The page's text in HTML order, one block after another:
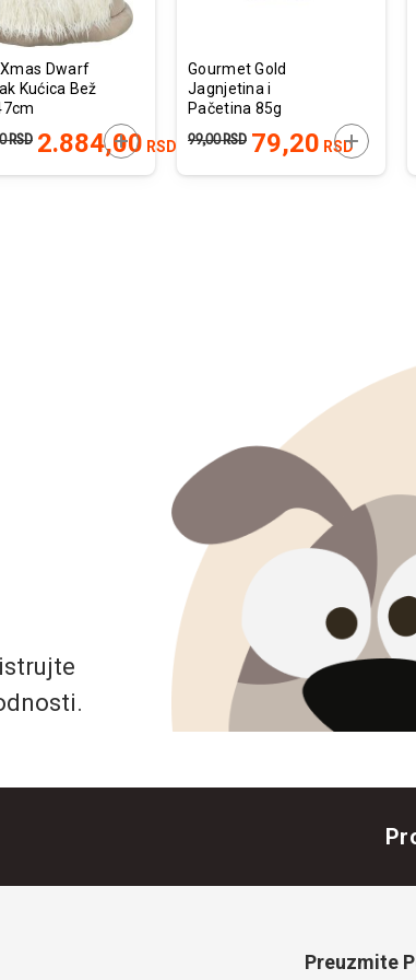
Dwarf
Kućica Bež
2.884,00 RSD
RSD DODAJTE U KORPU
Gourmet Gold
Jagnjetina i
Pačetina 85g
79,20 RSD
99,00RSD
Preuzmite